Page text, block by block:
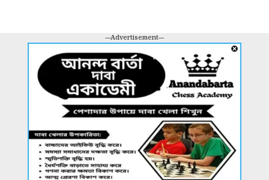
---Advertisement---